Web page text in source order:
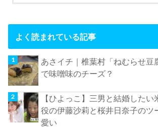
よく読まれている記事
あさイチ｜椎葉村「ねむらせ豆
で味噌味のチーズ？
【ひよっこ】三男と結婚したい
役の伊藤沙莉と桜井日奈子のツ
愛い